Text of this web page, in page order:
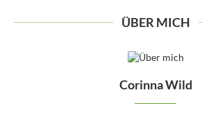
ÜBER MICH
Corinna Wild